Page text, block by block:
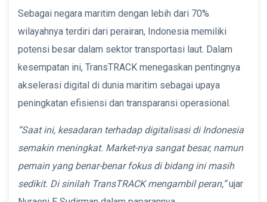
Sebagai negara maritim dengan lebih dari 70%
wilayahnya terdiri dari perairan, Indonesia memiliki
potensi besar dalam sektor transportasi laut. Dalam
kesempatan ini, TransTRACK menegaskan pentingnya
akselerasi digital di dunia maritim sebagai upaya
peningkatan efisiensi dan transparansi operasional.
“Saat ini, kesadaran terhadap digitalisasi di Indonesia
semakin meningkat. Market-nya sangat besar, namun
pemain yang benar-benar fokus di bidang ini masih
sedikit. Di sinilah TransTRACK mengambil peran,”ujar